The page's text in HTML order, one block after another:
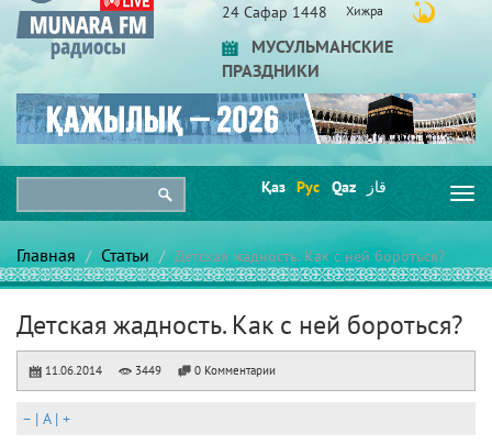
24 Сафар 1448 Хижра
МУСУЛЬМАНСКИЕ
ПРАЗДНИКИ
Қаз Рус Qaz قاز
Главная Статьи Детская жадность. Как с ней бороться?
Детская жадность. Как с ней бороться?
11.06.2014 3449 0 Комментарии
– | A| +